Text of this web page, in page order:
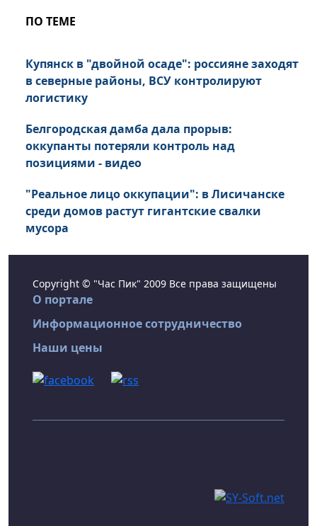
ПО ТЕМЕ
Купянск в "двойной осаде": россияне заходят
в северные районы, ВСУ контролируют
логистику
Белгородская дамба дала прорыв:
оккупанты потеряли контроль над
позициями - видео
"Реальное лицо оккупации": в Лисичанске
среди домов растут гигантские свалки
мусора
Copyright © "Час Пик" 2009 Все права защищены
О портале
Информационное сотрудничество
Наши цены